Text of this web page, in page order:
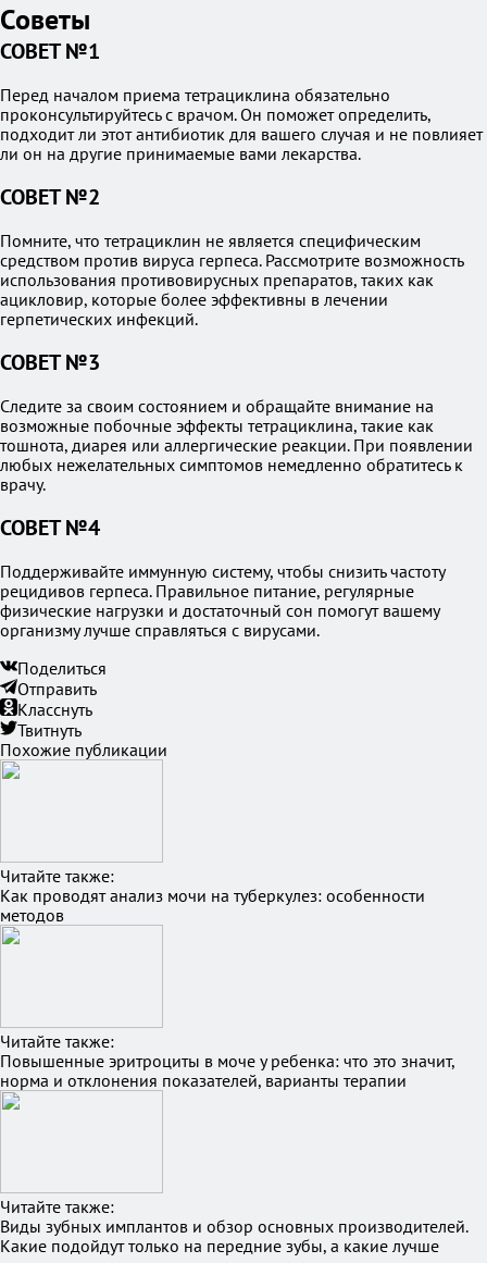
Советы
СОВЕТ №1
Перед началом приема тетрациклина обязательно
проконсультируйтесь с врачом. Он поможет определить,
подходит ли этот антибиотик для вашего случая и не повлияет
ли он на другие принимаемые вами лекарства.
СОВЕТ №2
Помните, что тетрациклин не является специфическим
средством против вируса герпеса. Рассмотрите возможность
использования противовирусных препаратов, таких как
ацикловир, которые более эффективны в лечении
герпетических инфекций.
СОВЕТ №3
Следите за своим состоянием и обращайте внимание на
возможные побочные эффекты тетрациклина, такие как
тошнота, диарея или аллергические реакции. При появлении
любых нежелательных симптомов немедленно обратитесь к
врачу.
СОВЕТ №4
Поддерживайте иммунную систему, чтобы снизить частоту
рецидивов герпеса. Правильное питание, регулярные
физические нагрузки и достаточный сон помогут вашему
организму лучше справляться с вирусами.
Поделиться
Отправить
Класснуть
Твитнуть
Похожие публикации
Читайте также:
Как проводят анализ мочи на туберкулез: особенности
методов
Читайте также:
Повышенные эритроциты в моче у ребенка: что это значит,
норма и отклонения показателей, варианты терапии
Читайте также:
Виды зубных имплантов и обзор основных производителей.
Какие подойдут только на передние зубы, а какие лучше